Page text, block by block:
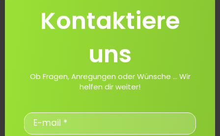
Kontaktiere
uns
Ob Fragen, Anregungen oder Wünsche ... Wir
helfen dir weiter!